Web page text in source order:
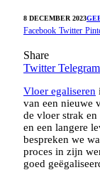
8 DECEMBER 2023
Facebook Twitter
Share
Twitter Telegram
Vloer egaliseren
van een nieuwe
de vloer strak
en een langere
bespreken we
proces in zijn
goed